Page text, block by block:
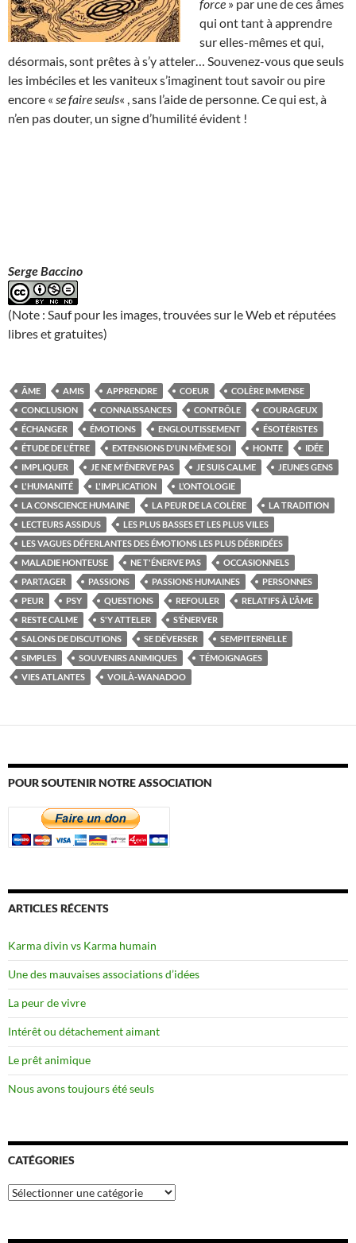
force » par une de ces âmes
qui ont tant à apprendre
sur elles-mêmes et qui,
désormais, sont prêtes à s’y atteler… Souvenez-vous que seuls
les imbéciles et les vaniteux s’imaginent tout savoir ou pire
encore « se faire seuls« , sans l’aide de personne. Ce qui est, à
n’en pas douter, un signe d’humilité évident !
Serge Baccino
(Note : Sauf pour les images, trouvées sur le Web et réputées
libres et gratuites)
ÂME AMIS APPRENDRE COEUR
COLÈRE IMMENSE
CONCLUSION
CONNAISSANCES CONTRÔLE
COURAGEUX
ÉCHANGER
ÉMOTIONS ENGLOUTISSEMENT
ÉSOTÉRISTES
ÉTUDE DE L'ÊTRE
EXTENSIONS D'UN MÊME SOI HONTE
IDÉE
IMPLIQUER
JE NE M'ÉNERVE PAS JE SUIS CALME
JEUNES GENS
L'HUMANITÉ
L'IMPLICATION
L’ONTOLOGIE
LA CONSCIENCE HUMAINE
LA PEUR DE LA COLÈRE
LA TRADITION
LECTEURS ASSIDUS
LES PLUS BASSES ET LES PLUS VILES
LES VAGUES DÉFERLANTES DES ÉMOTIONS LES PLUS DÉBRIDÉES
MALADIE HONTEUSE
NE T'ÉNERVE PAS
OCCASIONNELS
PARTAGER
PASSIONS PASSIONS HUMAINES
PERSONNES
PEUR
PSY QUESTIONS REFOULER
RELATIFS À L'ÂME
RESTE CALME
S'Y ATTELER
S’ÉNERVER
SALONS DE DISCUTIONS
SE DÉVERSER
SEMPITERNELLE
SIMPLES
SOUVENIRS ANIMIQUES
TÉMOIGNAGES
VIES ATLANTES
VOILÀ-WANADOO
POUR SOUTENIR NOTRE ASSOCIATION
ARTICLES RÉCENTS
Karma divin vs Karma humain
Une des mauvaises associations d’idées
La peur de vivre
Intérêt ou détachement aimant
Le prêt animique
Nous avons toujours été seuls
CATÉGORIES
Catégories